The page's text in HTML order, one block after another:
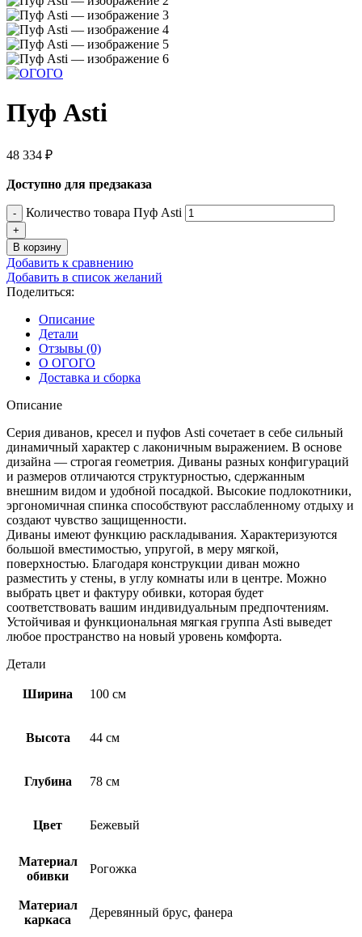
Пуф Asti
48 334 ₽
Доступно для предзаказа
Количество товара Пуф Asti
В корзину
Добавить к сравнению
Добавить в список желаний
Поделиться:
Описание
Детали
Отзывы (0)
О ОГОГО
Доставка и сборка
Описание
Серия диванов, кресел и пуфов Asti сочетает в себе сильный
динамичный характер с лаконичным выражением. В основе
дизайна — строгая геометрия. Диваны разных конфигураций
и размеров отличаются структурностью, сдержанным
внешним видом и удобной посадкой. Высокие подлокотники,
эргономичная спинка способствуют расслабленному отдыху и
создают чувство защищенности.
Диваны имеют функцию раскладывания. Характеризуются
большой вместимостью, упругой, в меру мягкой,
поверхностью. Благодаря конструкции диван можно
разместить у стены, в углу комнаты или в центре. Можно
выбрать цвет и фактуру обивки, которая будет
соответствовать вашим индивидуальным предпочтениям.
Устойчивая и функциональная мягкая группа Asti выведет
любое пространство на новый уровень комфорта.
Детали
Ширина 100 см
Высота 44 см
Глубина 78 см
Цвет Бежевый
Материал
обивки
Рогожка
Материал
каркаса
Деревянный брус, фанера